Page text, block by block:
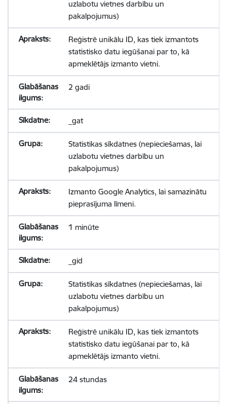
uzlabotu vietnes darbību un
pakalpojumus)
Reģistrē unikālu ID, kas tiek izmantots
statistisko datu iegūšanai par to, kā
apmeklētājs izmanto vietni.
2 gadi
_gat
Statistikas sīkdatnes (nepieciešamas, lai
uzlabotu vietnes darbību un
pakalpojumus)
Izmanto Google Analytics, lai samazinātu
pieprasījuma līmeni.
1 minūte
_gid
Statistikas sīkdatnes (nepieciešamas, lai
uzlabotu vietnes darbību un
pakalpojumus)
Reģistrē unikālu ID, kas tiek izmantots
statistisko datu iegūšanai par to, kā
apmeklētājs izmanto vietni.
24 stundas